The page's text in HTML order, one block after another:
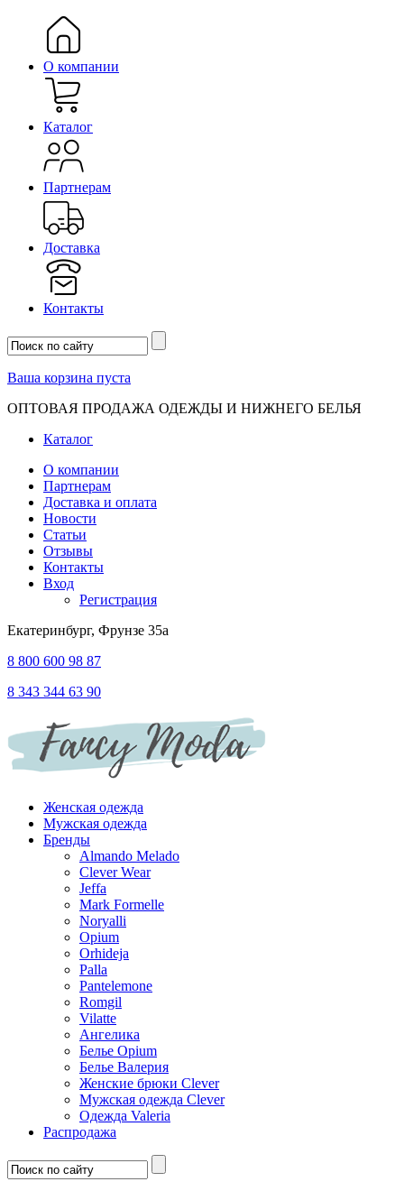
О компании
Каталог
Партнерам
Доставка
Контакты
Ваша корзина пуста
ОПТОВАЯ ПРОДАЖА ОДЕЖДЫ И НИЖНЕГО БЕЛЬЯ
Каталог
О компании
Партнерам
Доставка и оплата
Новости
Статьи
Отзывы
Контакты
Вход
Регистрация
Екатеринбург, Фрунзе 35а
8 800 600 98 87
8 343 344 63 90
Женская одежда
Мужская одежда
Бренды
Almando Melado
Clever Wear
Jeffa
Mark Formelle
Noryalli
Opium
Orhideja
Palla
Pantelemone
Romgil
Vilatte
Ангелика
Белье Opium
Белье Валерия
Женские брюки Clever
Мужская одежда Clever
Одежда Valeria
Распродажа